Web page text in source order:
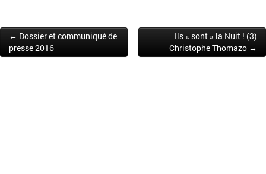
Post navigation
← Dossier et communiqué de
presse 2016
Ils « sont » la Nuit ! (3)
Christophe Thomazo →